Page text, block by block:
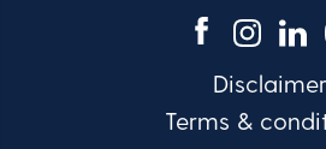
Disclaimer
Terms &